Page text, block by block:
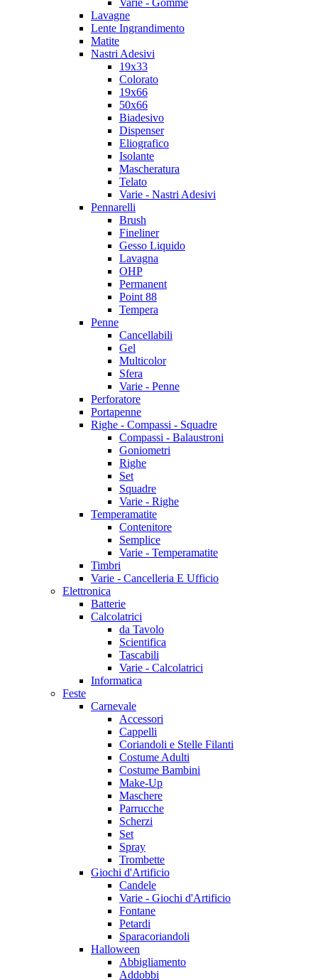
Varie - Gomme
Lavagne
Lente Ingrandimento
Matite
Nastri Adesivi
19x33
Colorato
19x66
50x66
Biadesivo
Dispenser
Eliografico
Isolante
Mascheratura
Telato
Varie - Nastri Adesivi
Pennarelli
Brush
Fineliner
Gesso Liquido
Lavagna
OHP
Permanent
Point 88
Tempera
Penne
Cancellabili
Gel
Multicolor
Sfera
Varie - Penne
Perforatore
Portapenne
Righe - Compassi - Squadre
Compassi - Balaustroni
Goniometri
Righe
Set
Squadre
Varie - Righe
Temperamatite
Contenitore
Semplice
Varie - Temperamatite
Timbri
Varie - Cancelleria E Ufficio
Elettronica
Batterie
Calcolatrici
da Tavolo
Scientifica
Tascabili
Varie - Calcolatrici
Informatica
Feste
Carnevale
Accessori
Cappelli
Coriandoli e Stelle Filanti
Costume Adulti
Costume Bambini
Make-Up
Maschere
Parrucche
Scherzi
Set
Spray
Trombette
Giochi d'Artificio
Candele
Varie - Giochi d'Artificio
Fontane
Petardi
Sparacoriandoli
Halloween
Abbigliamento
Addobbi